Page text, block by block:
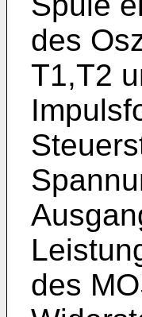
des
T1,T2
des